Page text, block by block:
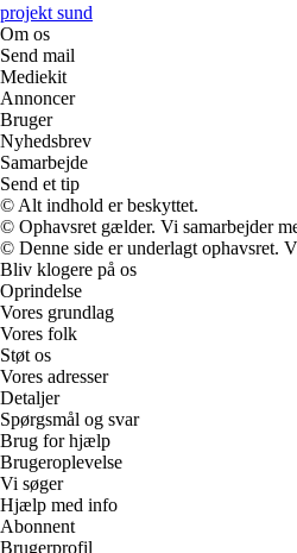
projekt sund
Om os
Send mail
Mediekit
Annoncer
Bruger
Nyhedsbrev
Samarbejde
Send et tip
© Alt indhold er beskyttet.
© Ophavsret gælder. Vi samarbejder
© Denne side er underlagt ophavsret.
Bliv klogere på os
Oprindelse
Vores grundlag
Vores folk
Støt os
Vores adresser
Detaljer
Spørgsmål og svar
Brug for hjælp
Brugeroplevelse
Vi søger
Hjælp med info
Abonnent
Brugerprofil